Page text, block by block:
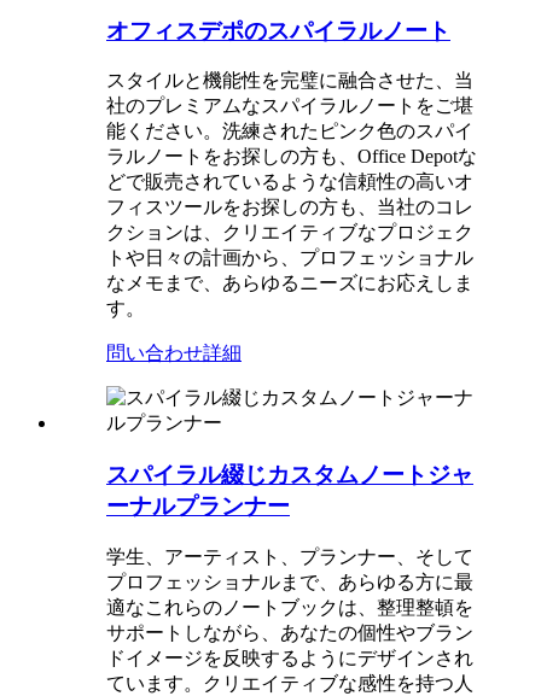
オフィスデポのスパイラルノート
スタイルと機能性を完璧に融合させた、当
社のプレミアムなスパイラルノートをご堪
能ください。洗練されたピンク色のスパイ
ラルノートをお探しの方も、Office Depotな
どで販売されているような信頼性の高いオ
フィスツールをお探しの方も、当社のコレ
クションは、クリエイティブなプロジェク
トや日々の計画から、プロフェッショナル
なメモまで、あらゆるニーズにお応えしま
す。
問い合わせ詳細
スパイラル綴じカスタムノートジャ
ーナルプランナー
学生、アーティスト、プランナー、そして
プロフェッショナルまで、あらゆる方に最
適なこれらのノートブックは、整理整頓を
サポートしながら、あなたの個性やブラン
ドイメージを反映するようにデザインされ
ています。クリエイティブな感性を持つ人